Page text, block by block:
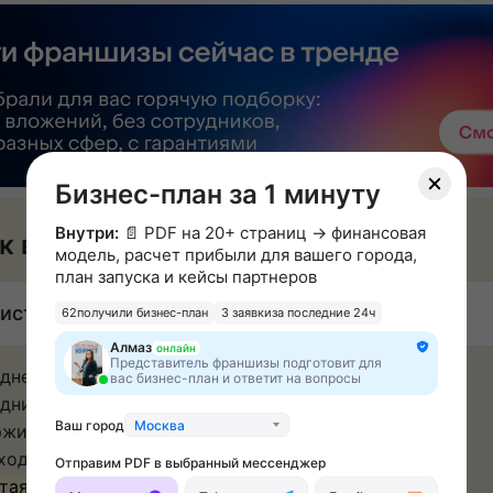
вы будете зарабатывать
прибыль: от 350 000 ₽ в месяц
количество договоров в месяц - 15
чек - 120 000 рублей
- 50% = 900 000 рублей
на аренду, ФОТ и прочее - 500 000 рублей
прибыль до налогов - 400 000 рублей в месяц
Бизнес-план за 1 минуту
Внутри:📄 PDF на 20+ страниц → финансовая
модель, расчет прибыли для вашего города,
план запуска и кейсы партнеров
62получили бизнес-план 3 заявкиза последние 24ч
Алмаз онлайн
Представитель франшизы подготовит для
вас бизнес-план и ответит на вопросы
Ваш город Москва
Отправим PDF в выбранный мессенджер